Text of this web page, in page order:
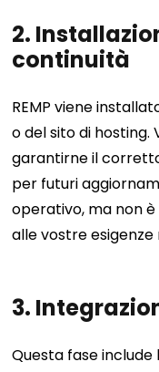
2.
continuità
REMP viene
o del sito di
garantirne il
per futuri
operativo, ma non
alle vostre
3.
Questa fase